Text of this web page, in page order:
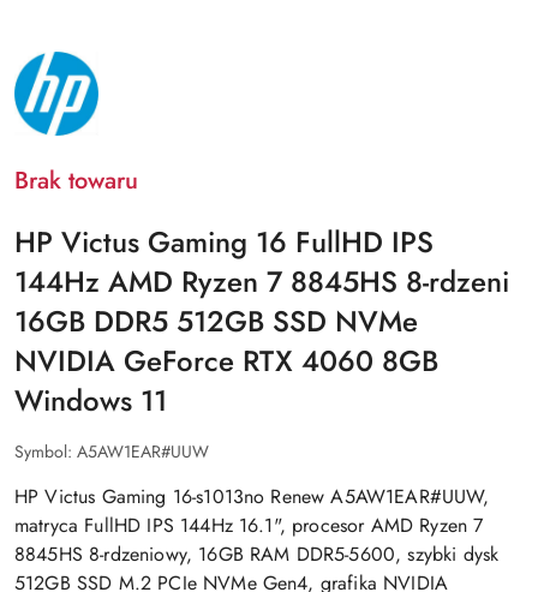
NAZWA
PRODUCENTA:
HP
Brak towaru
HP Victus Gaming 16 FullHD IPS
144Hz AMD Ryzen 7 8845HS 8-rdzeni
16GB DDR5 512GB SSD NVMe
NVIDIA GeForce RTX 4060 8GB
Windows 11
Symbol: A5AW1EAR#UUW
HP Victus Gaming 16-s1013no Renew A5AW1EAR#UUW,
matryca FullHD IPS 144Hz 16.1", procesor AMD Ryzen 7
8845HS 8-rdzeniowy, 16GB RAM DDR5-5600, szybki dysk
512GB SSD M.2 PCIe NVMe Gen4, grafika NVIDIA